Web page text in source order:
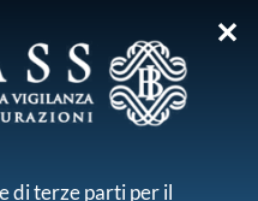
✕
di terze parti per il